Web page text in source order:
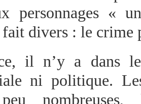
personnages «
fait divers : le crime
il n’y a dans
ni politique.